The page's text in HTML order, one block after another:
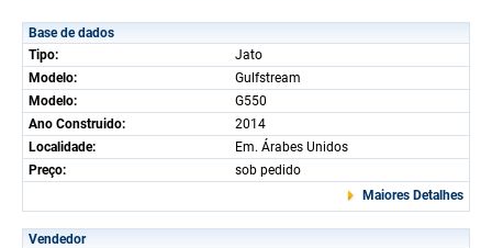
Base de dados
Tipo:
Jato
Modelo:
Gulfstream
Modelo:
G550
Ano Construido:
2014
Localidade:
Em. Árabes Unidos
Preço:
sob pedido
Maiores Detalhes
Vendedor